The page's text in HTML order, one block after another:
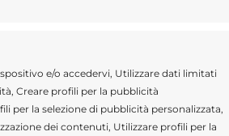
e/o accedervi, Utilizzare dati limitati
Creare profili per la pubblicità
per la selezione di pubblicità personalizzata,
dei contenuti, Utilizzare profili per la
se si ha sincera
solo per tirare a
stati il comitato
(da.di.)